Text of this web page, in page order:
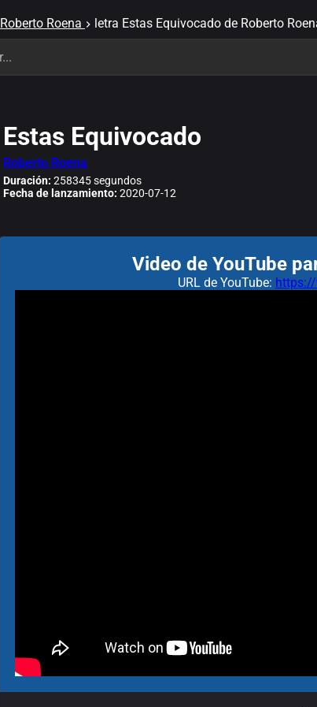
Roberto Roena letra Estas Equivocado de Roberto
Estas Equivocado
Roberto Roena
Duración: 258345 segundos
Fecha de lanzamiento: 2020-07-12
Video de YouTube
URL de YouTube: